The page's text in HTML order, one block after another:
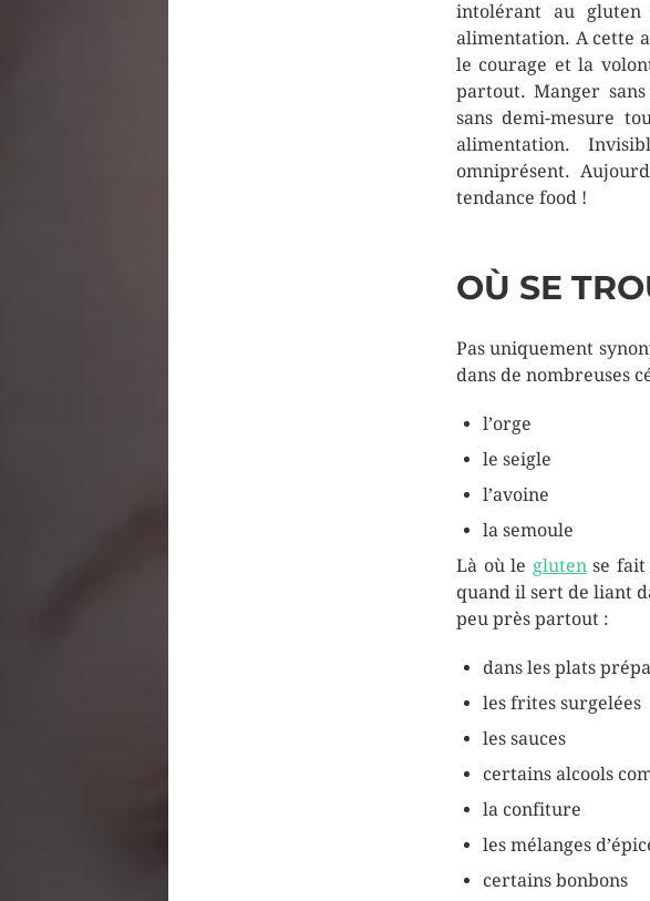
intolérant au
alimentation. A cette
le courage et la
partout. Manger
sans demi-mesure
alimentation.
omniprésent.
tendance food !
OÙ SE
Pas uniquement
dans de nombreuses
l’orge
le seigle
l’avoine
la semoule
Là où le glutense fait
quand il sert de liant
peu près partout :
dans les plats
les frites surgelées
les sauces
certains alcools
la confiture
les mélanges
certains bonbons